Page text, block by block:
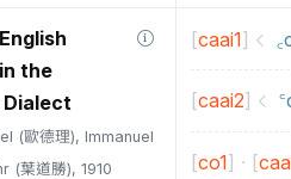
the
Dialect
(歐德理), Immanuel
(葉道勝), 1910
[caai1]
[caai2]
[co1] · [